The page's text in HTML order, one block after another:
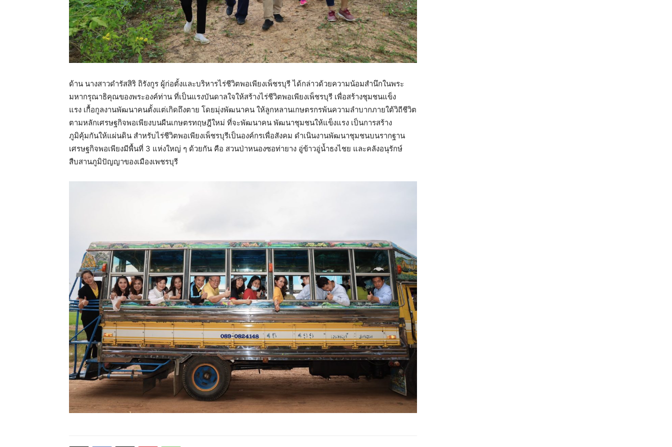
ด้าน นางสาวดำรัสสิริ ถิรังกูร ผู้ก่อตั้งและบริหารไร่ชีวิตพอเพียงเพ็ชรบุรี ได้กล่าวด้วยความน้อมสำนึกในพระ
มหากรุณาธิคุณของพระองค์ท่าน ที่เป็นแรงบันดาลใจให้สร้างไร่ชีวิตพอเพียงเพ็ชรบุรี เพื่อสร้างชุมชนแข็ง
แรง เกื้อกูลงานพัฒนาคนตั้งแต่เกิดถึงตาย โดยมุ่งพัฒนาคน ให้ลูกหลานเกษตรกรพ้นความลำบากภายใต้วิถีชีวิต
ตามหลักเศรษฐกิจพอเพียงบนผืนเกษตรทฤษฎีใหม่ ที่จะพัฒนาคน พัฒนาชุมชนให้แข็งแรง เป็นการสร้าง
ภูมิคุ้มกันให้แผ่นดิน สำหรับไร่ชีวิตพอเพียงเพ็ชรบุรีเป็นองค์กรเพื่อสังคม ดำเนินงานพัฒนาชุมชนบนรากฐาน
เศรษฐกิจพอเพียงมีพื้นที่ 3 แห่งใหญ่ ๆ ด้วยกัน คือ สวนป่าหนองซอท่ายาง อู่ข้าวอู่น้ำธงไชย และคลังอนุรักษ์
สืบสานภูมิปัญญาของเมืองเพชรบุรี